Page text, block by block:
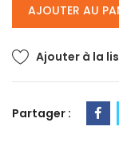
AJOUTER AU
Ajouter à la
Partager :